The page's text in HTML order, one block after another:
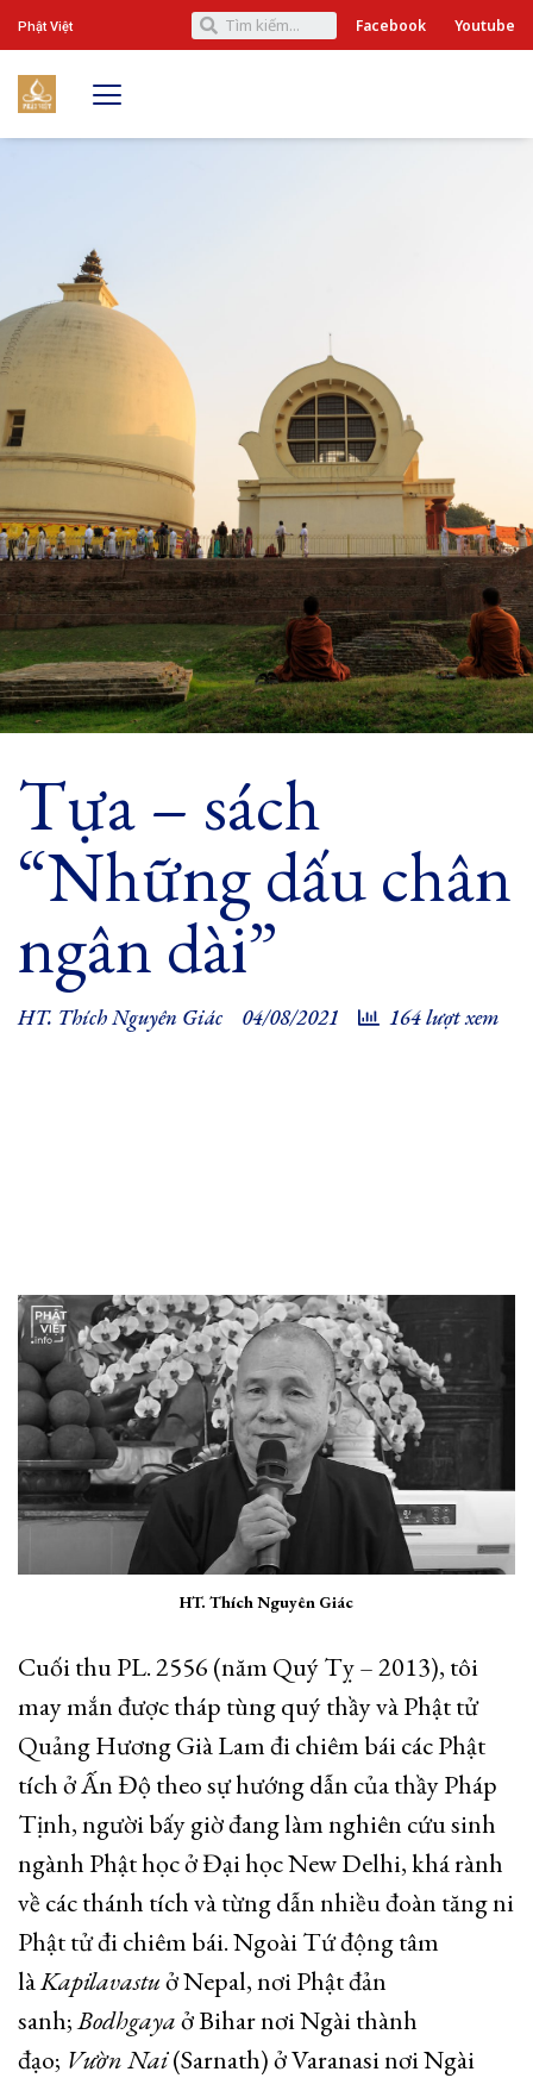
Phật Việt Facebook Youtube
Tựa – sách
“Những dấu chân
ngân dài”
HT. Thích Nguyên Giác 04/08/2021 164 lượt xem
HT. Thích Nguyên Giác
Cuối thu PL. 2556 (năm Quý Tỵ – 2013), tôi
may mắn được tháp tùng quý thầy và Phật tử
Quảng Hương Già Lam đi chiêm bái các Phật
tích ở Ấn Độ theo sự hướng dẫn của thầy Pháp
Tịnh, người bấy giờ đang làm nghiên cứu sinh
ngành Phật học ở Đại học New Delhi, khá rành
về các thánh tích và từng dẫn nhiều đoàn tăng ni
Phật tử đi chiêm bái. Ngoài Tứ động tâm
làKapilavastuở Nepal, nơi Phật đản
sanh;Bodhgayaở Bihar nơi Ngài thành
đạo; Vườn Nai(Sarnath) ở Varanasi nơi Ngài